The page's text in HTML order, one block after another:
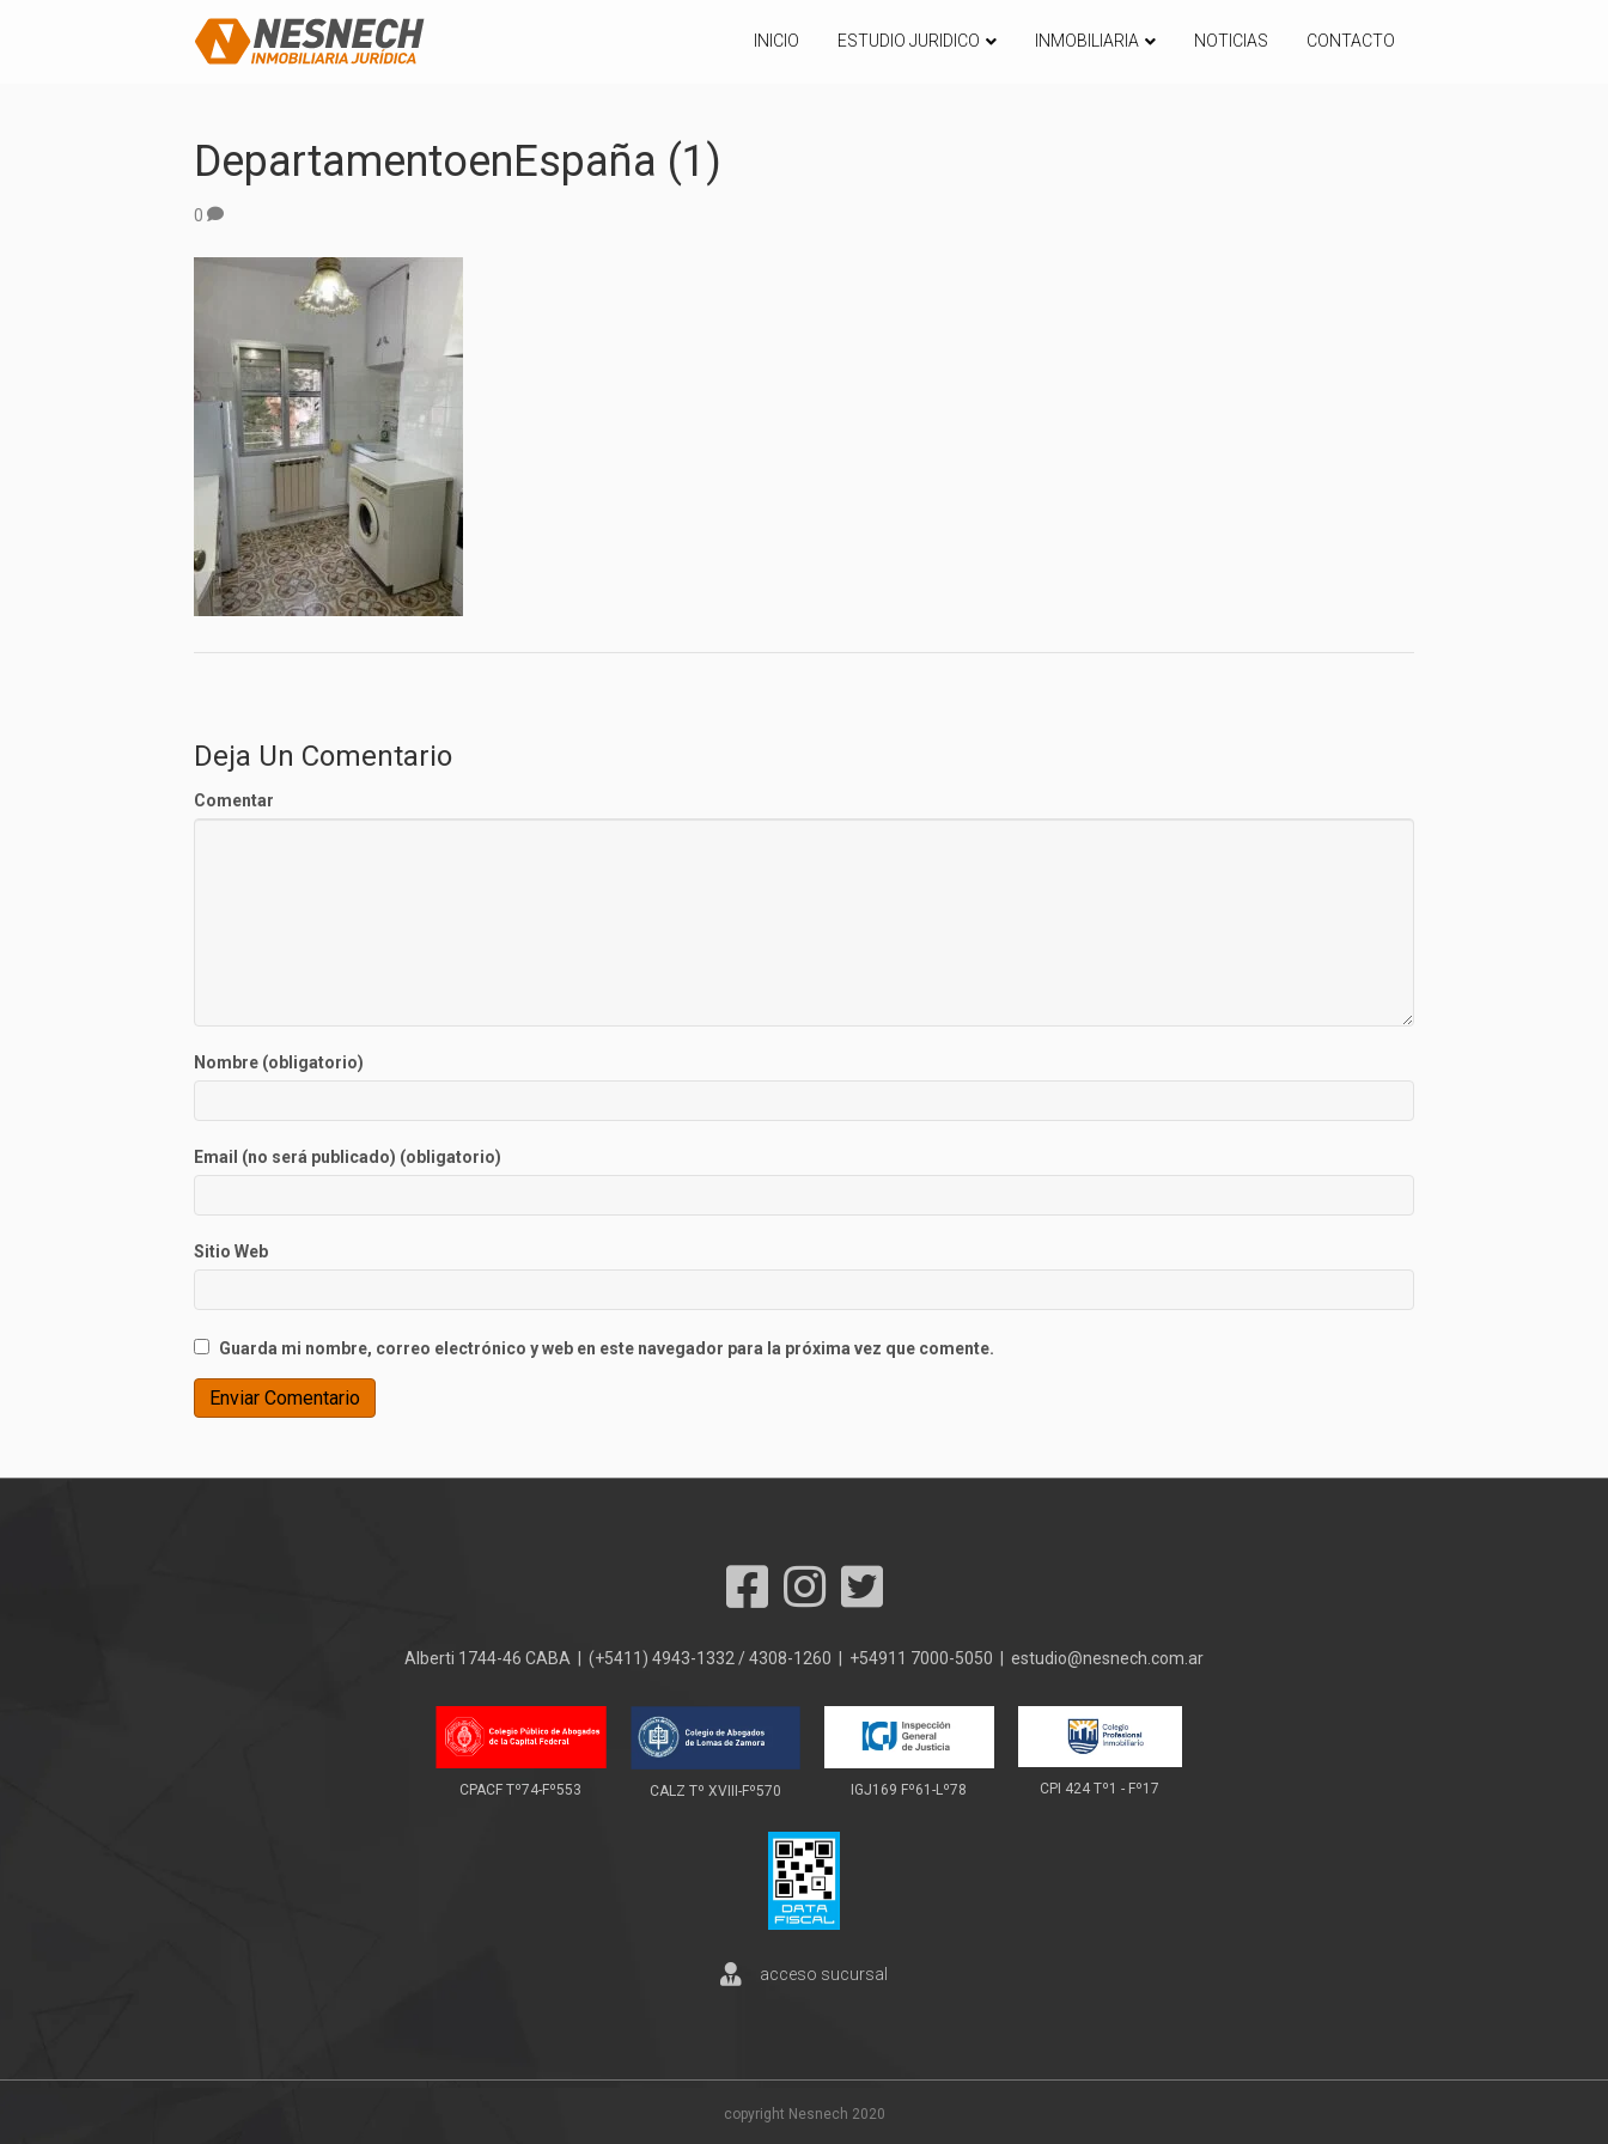
INICIO ESTUDIO JURIDICO INMOBILIARIA NOTICIAS CONTACTO
DepartamentoenEspaña (1)
0
Deja Un Comentario
Comentar
Nombre (obligatorio)
Email (no será publicado) (obligatorio)
Sitio Web
Guarda mi nombre, correo electrónico y web en este navegador para la próxima vez que comente.
Alberti 1744-46 CABA | (+5411) 4943-1332 / 4308-1260 | +54911 7000-5050 | estudio@nesnech.com.ar
CPACF Tº74-Fº553 CALZ Tº XVIII-Fº570 IGJ169 Fº61-Lº78 CPI 424 Tº1 - Fº17
acceso sucursal
copyright Nesnech 2020